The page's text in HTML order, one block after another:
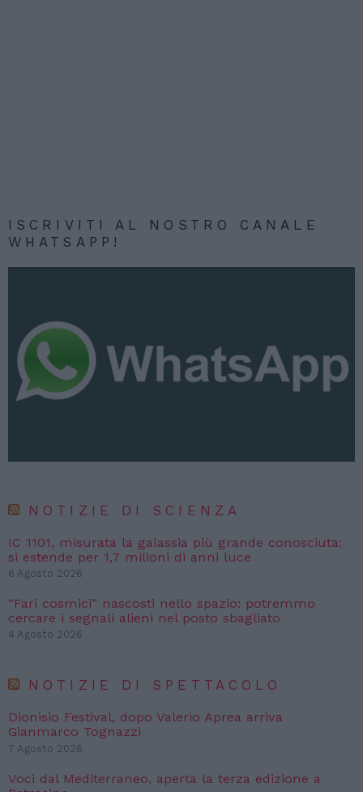
ISCRIVITI AL NOSTRO CANALE
WHATSAPP!
NOTIZIE DI SCIENZA
IC 1101, misurata la galassia più grande conosciuta:
si estende per 1,7 milioni di anni luce
6 Agosto 2026
“Fari cosmici” nascosti nello spazio: potremmo
cercare i segnali alieni nel posto sbagliato
4 Agosto 2026
NOTIZIE DI SPETTACOLO
Dionisio Festival, dopo Valerio Aprea arriva
Gianmarco Tognazzi
7 Agosto 2026
Voci dal Mediterraneo, aperta la terza edizione a